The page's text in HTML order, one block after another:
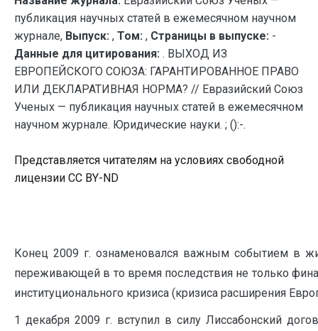
публикация научных статей в ежемесячном научном
журнале, Выпуск: , Том: , Страницы в выпуске: -
Данные для цитирования: . ВЫХОД ИЗ
ЕВРОПЕЙСКОГО СОЮЗА: ГАРАНТИРОВАННОЕ ПРАВО
ИЛИ ДЕКЛАРАТИВНАЯ НОРМА? // Евразийский Союз
Ученых — публикация научных статей в ежемесячном
научном журнале. Юридические науки. ; ():-.
Представляется читателям на условиях свободной
лицензии CC BY-ND
Конец 2009 г. ознаменовался важным событием в
переживающей в то время последствия не только
институционального кризиса (кризиса расширения
1 декабря 2009 г. вступил в силу Лиссабонский